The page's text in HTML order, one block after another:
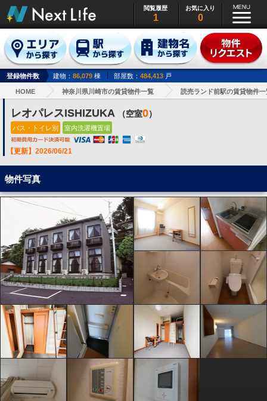
閲覧履歴
1
お気に入り
0
登録物件数 建物： 86,079 棟 部屋数： 484,413 戸
HOME 神奈川県川崎市の賃貸物件一覧 読売ランド前駅の賃貸物件一
レオパレスISHIZUKA （空室0）
バス・トイレ別 室内洗濯機置場
【更新】2026/06/21
物件写真